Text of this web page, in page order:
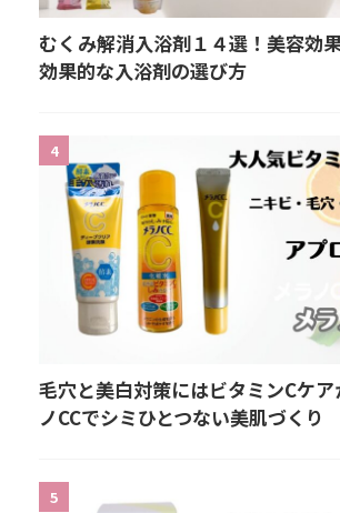
むくみ解消入浴剤１４選！美容効
効果的な入浴剤の選び方
4
毛穴と美白対策にはビタミンCケ
ノCCでシミひとつない美肌づくり
5